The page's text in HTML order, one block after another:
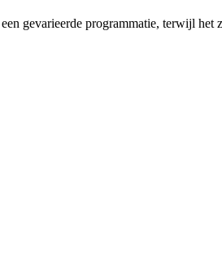
gevarieerde programmatie, terwijl het